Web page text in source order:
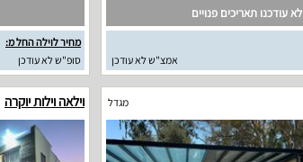
לא עודכנו תאריכים פנויים
אמצ"ש לא עודכן
מחיר לוילה החל מ:
סופ"ש לא עודכן
מגדל וילאה וילות יוקרה